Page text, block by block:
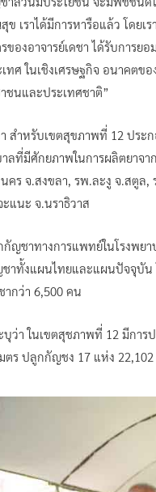
ข เราได้มีการหารือแล้ว โดย
องอาจารย์เดชา ได้รับการย
ทศ ในเชิงเศรษฐกิจ อนาคต
ชนและประเทศชาติ”
า สำหรับเขตสุขภาพที่ 12 ปร
าลที่มีศักยภาพในการผลิตยา
ร จ.สงขลา, รพ.ละงู จ.สตูล,
แนะ จ.นราธิวาส
ญชาทางการแพทย์ในโรงพย
ชาทั้งแผนไทยและแผนปัจจุบัน
กว่า 6,500 คน
บุว่า ในเขตสุชภาพที่ 12 มีก
ตร ปลูกกัญชง 17 แห่ง 22,102